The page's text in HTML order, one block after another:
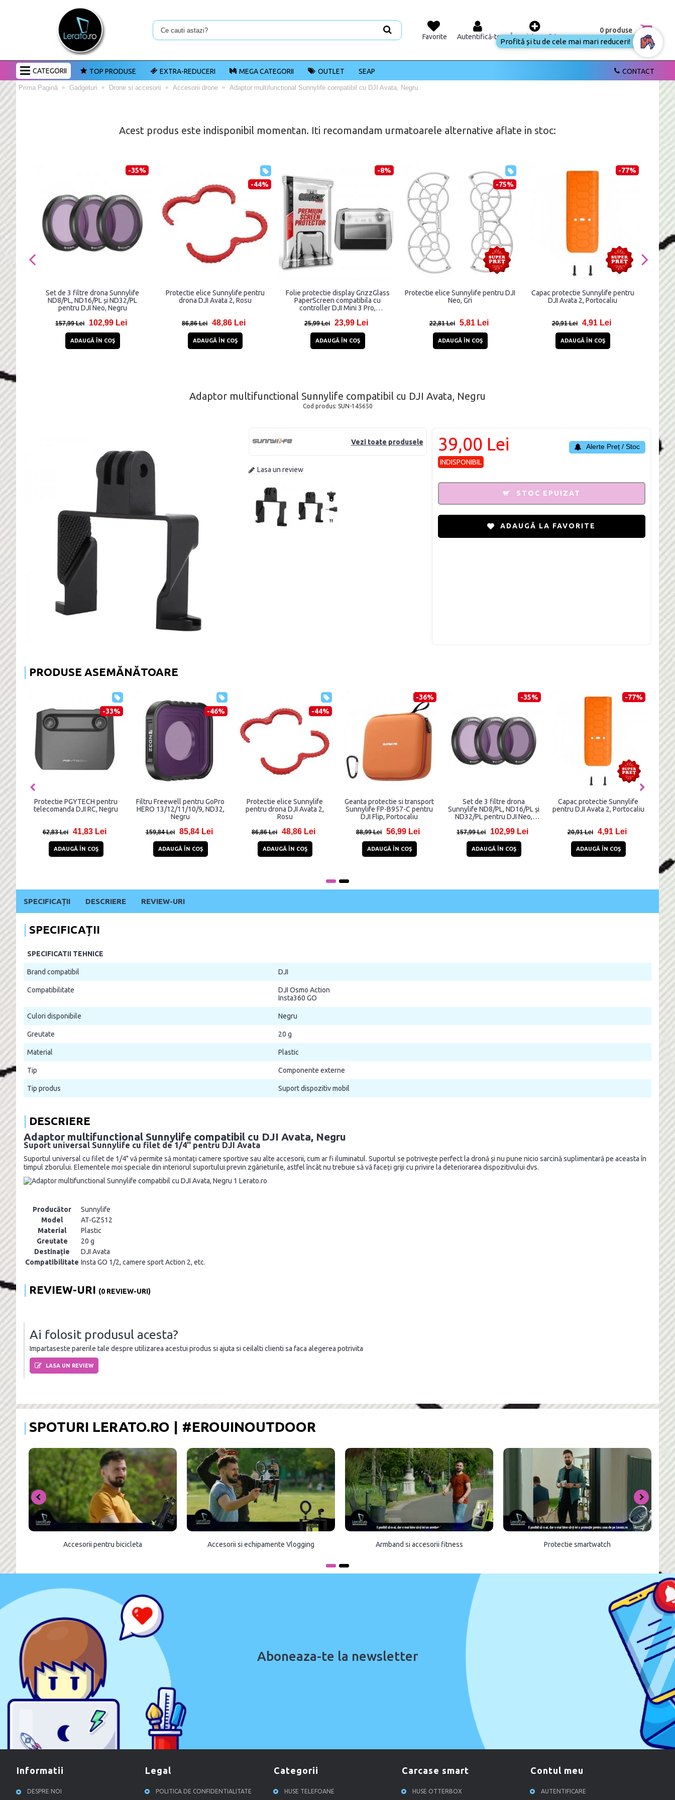
Favorite Autentifică-te Înregistrează-te
0 produse
CATEGORII CONTACT
TOP PRODUSE EXTRA-REDUCERI MEGA CATEGORII OUTLET SEAP
Prima Pagină Gadgeturi Drone si accesorii Accesorii drone Adaptor multifunctional Sunnylife compatibil cu DJI Avata, Negru
Acest produs este indisponibil momentan. Iti recomandam urmatoarele alternative aflate in stoc:
-35%
Set de 3 filtre drona Sunnylife
ND8/PL, ND16/PL și ND32/PL
pentru DJI Neo, Negru
157,99 Lei 102,99 Lei
ADAUGĂ ÎN COŞ
-44%
Protectie elice Sunnylife pentru
drona DJI Avata 2, Rosu
86,86 Lei 48,86 Lei
ADAUGĂ ÎN COŞ
-8%
Folie protectie display GrizzGlass
PaperScreen compatibila cu
controller DJI Mini 3 Pro,
25,99 Lei 23,99 Lei
ADAUGĂ ÎN COŞ
-75%
Protectie elice Sunnylife pentru DJI
Neo, Gri
22,81 Lei 5,81 Lei
ADAUGĂ ÎN COŞ
-77%
Capac protectie Sunnylife pentru
DJI Avata 2, Portocaliu
20,91 Lei 4,91 Lei
ADAUGĂ ÎN COŞ
Folie
Adaptor multifunctional Sunnylife compatibil cu DJI Avata, Negru
Cod produs: SUN-145650
Vezi toate produsele
Lasa un review
39,00 Lei
INDISPONIBIL
Alerte Preț / Stoc
STOC EPUIZAT
ADAUGĂ LA FAVORITE
PRODUSE ASEMĂNĂTOARE
-33%
Protectie PGYTECH pentru
telecomanda DJI RC, Negru
62,83 Lei 41,83 Lei
ADAUGĂ ÎN COŞ
-46%
Filtru Freewell pentru GoPro
HERO 13/12/11/10/9, ND32,
Negru
159,84 Lei 85,84 Lei
ADAUGĂ ÎN COŞ
-44%
Protectie elice Sunnylife
pentru drona DJI Avata 2,
Rosu
86,86 Lei 48,86 Lei
ADAUGĂ ÎN COŞ
-36%
Geanta protectie si transport
Sunnylife FP-B957-C pentru
DJI Flip, Portocaliu
88,99 Lei 56,99 Lei
ADAUGĂ ÎN COŞ
-35%
Set de 3 filtre drona
Sunnylife ND8/PL, ND16/PL și
ND32/PL pentru DJI Neo,
157,99 Lei 102,99 Lei
ADAUGĂ ÎN COŞ
-77%
Capac protectie Sunnylife
pentru DJI Avata 2, Portocaliu
20,91 Lei 4,91 Lei
ADAUGĂ ÎN COŞ
SPECIFICAȚII DESCRIERE REVIEW-URI
SPECIFICAȚII
SPECIFICATII TEHNICE
Brand compatibil DJI
Compatibilitate
DJI Osmo Action
Insta360 GO
Culori disponibile Negru
Greutate 20 g
Material Plastic
Tip Componente externe
Tip produs Suport dispozitiv mobil
DESCRIERE
Adaptor multifunctional Sunnylife compatibil cu DJI Avata, Negru
Suport universal Sunnylife cu filet de 1/4'' pentru DJI Avata
Suportul universal cu filet de 1/4" vă permite să montați camere sportive sau alte accesorii, cum ar fi iluminatul. Suportul se potrivește perfect la dronă și nu pune nicio sarcină suplimentară pe aceasta în
timpul zborului. Elementele moi speciale din interiorul suportului previn zgârieturile, astfel încât nu trebuie să vă faceți griji cu privire la deteriorarea dispozitivului dvs.
Producător
Sunnylife
Model
AT-GZ512
Material
Plastic
Greutate
20 g
Destinație
DJI Avata
Compatibilitate Insta GO 1/2, camere sport Action 2, etc.
REVIEW-URI (0 REVIEW-URI)
Ai folosit produsul acesta?
Impartaseste parerile tale despre utilizarea acestui produs si ajuta si ceilalti clienti sa faca alegerea potrivita
LASA UN REVIEW
SPOTURI LERATO.RO | #EROUINOUTDOOR
Accesorii pentru bicicleta Accesorii si echipamente Vlogging Armband si accesorii fitness Protectie smartwatch
Aboneaza-te la newsletter
informatii
DESPRE NOI
legal
POLITICA DE CONFIDENTIALITATE
categorii
HUSE TELEFOANE
carcase smart
HUSE OTTERBOX
contul meu
AUTENTIFICARE
Profită și tu de cele mai
mari reduceri!